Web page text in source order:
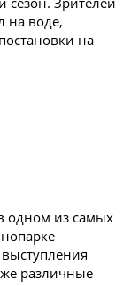
на воде,
на
одном из самых
различные